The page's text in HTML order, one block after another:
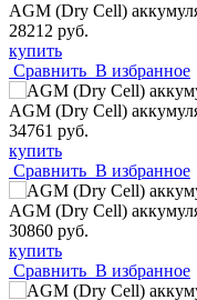
AGM (Dry Cell)
28212 руб.
купить
Сравнить В избранное
AGM (Dry Cell)
34761 руб.
купить
Сравнить В избранное
AGM (Dry Cell)
30860 руб.
купить
Сравнить В избранное